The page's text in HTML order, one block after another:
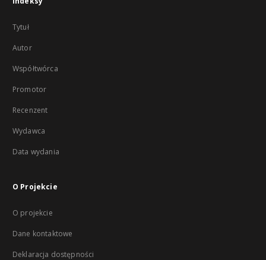
Tytuł
Autor
Współtwórca
Promotor
Recenzent
Wydawca
Data wydania
O Projekcie
O projekcie
Dane kontaktowe
Deklaracja dostępności